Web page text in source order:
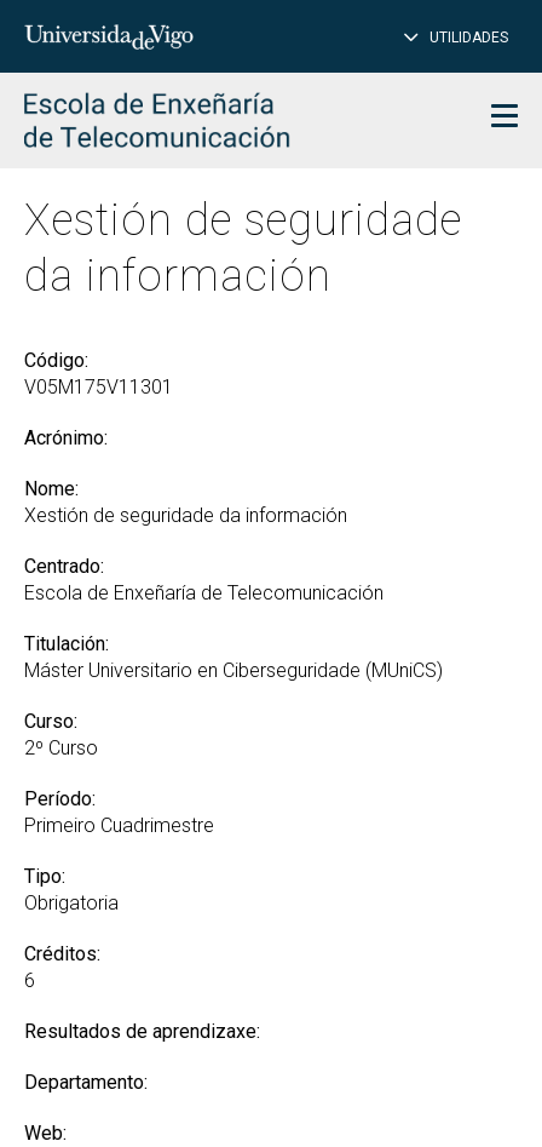
Introduce
para
buscar
UTILIDADES
Xestión de seguridade
da información
Código:
V05M175V11301
Acrónimo:
Nome:
Xestión de seguridade da información
Centrado:
Escola de Enxeñaría de Telecomunicación
Titulación:
Máster Universitario en Ciberseguridade (MUniCS)
Curso:
2º Curso
Período:
Primeiro Cuadrimestre
Tipo:
Obrigatoria
Créditos:
6
Resultados de aprendizaxe:
Departamento:
Web: